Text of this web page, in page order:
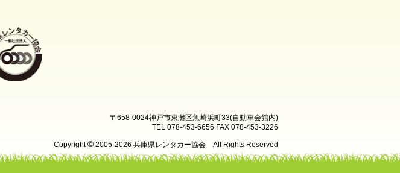
〒658-0024神戸市東灘区魚崎浜町33(自動車会館内)
TEL 078-453-6656 FAX 078-453-3226
Copyright© 2005-2026 兵庫県レンタカー協会 All Rights Reserved